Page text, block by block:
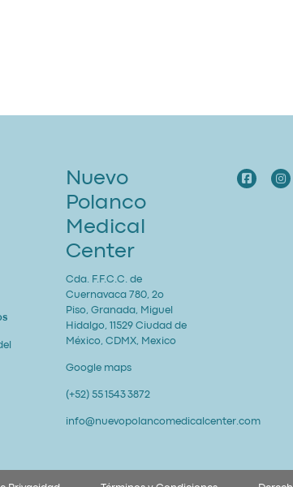
Nuevo
Polanco
Medical
Center
Cda. F.F.C.C. de
Cuernavaca 780, 2o
Piso, Granada, Miguel
Hidalgo, 11529 Ciudad de
México, CDMX, Mexico
Google maps
(+52) 55 1543 3872
info@nuevopolancomedicalcenter.com